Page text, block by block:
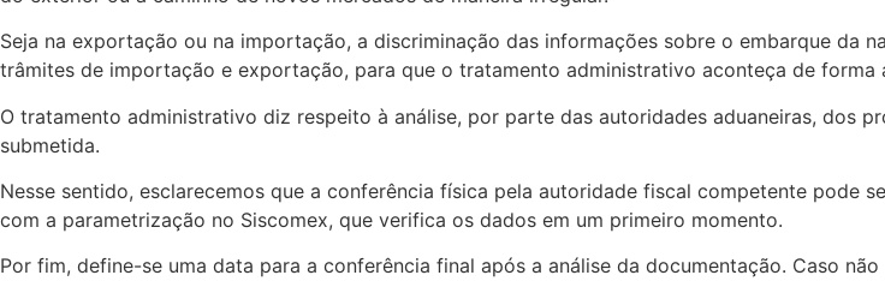
Seja na exportação ou na importação, a discriminação das informações sobre o embarque da
trâmites de importação e exportação, para que o tratamento administrativo aconteça de forma
O tratamento administrativo diz respeito à análise, por parte das autoridades aduaneiras, dos
submetida.
Nesse sentido, esclarecemos que a conferência física pela autoridade fiscal competente pode
com a parametrização no Siscomex, que verifica os dados em um primeiro momento.
Por fim, define-se uma data para a conferência final após a análise da documentação. Caso